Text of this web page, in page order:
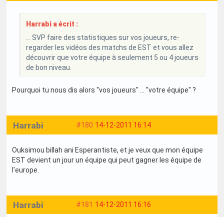
Harrabi a écrit :
... SVP faire des statistiques sur vos joueurs, re-
regarder les vidéos des matchs de EST et vous allez
découvrir que votre équipe à seulement 5 ou 4 joueurs
de bon niveau.
Pourquoi tu nous dis alors "vos joueurs" ... "votre équipe" ?
#180 14-12-2011 16:14
Harrabi
Ouksimou billah ani Esperantiste, et je veux que mon équipe
EST devient un jour un équipe qui peut gagner les équipe de
l'europe.
#181 14-12-2011 16:16
Harrabi